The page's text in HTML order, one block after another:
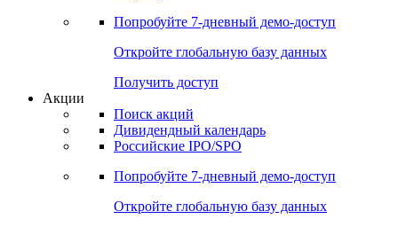
Попробуйте 7-дневный демо-доступ
Откройте глобальную базу данных
Получить доступ
Акции
Поиск акций
Дивидендный календарь
Российские IPO/SPO
Попробуйте 7-дневный демо-доступ
Откройте глобальную базу данных